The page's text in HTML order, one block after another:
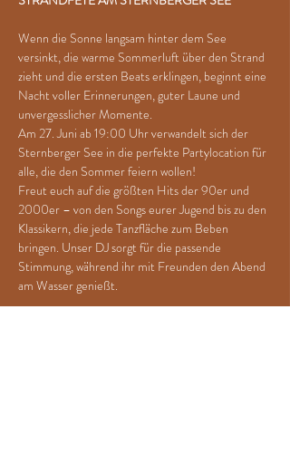
Wenn die Sonne langsam hinter dem See
versinkt, die warme Sommerluft über den Strand
zieht und die ersten Beats erklingen, beginnt eine
Nacht voller Erinnerungen, guter Laune und
unvergesslicher Momente.
Am 27. Juni ab 19:00 Uhr verwandelt sich der
Sternberger See in die perfekte Partylocation für
alle, die den Sommer feiern wollen!
Freut euch auf die größten Hits der 90er und
2000er – von den Songs eurer Jugend bis zu den
Klassikern, die jede Tanzfläche zum Beben
bringen. Unser DJ sorgt für die passende
Stimmung, während ihr mit Freunden den Abend
am Wasser genießt.